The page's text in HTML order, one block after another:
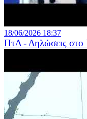
18/06/2026 18:37
ΠτΔ - Δηλώσεις στο